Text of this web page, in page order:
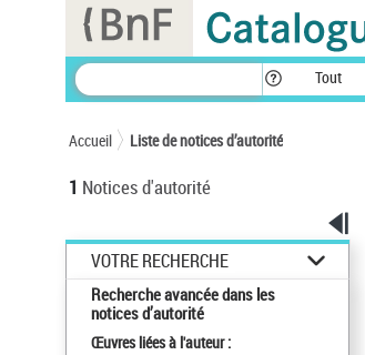
Tout
Accueil Liste de notices d’autorité
1 Notices d'autorité
VOTRE RECHERCHE
Recherche avancée dans les
notices d’autorité
Œuvres liées à l'auteur :
Panneau de gestion des cookies